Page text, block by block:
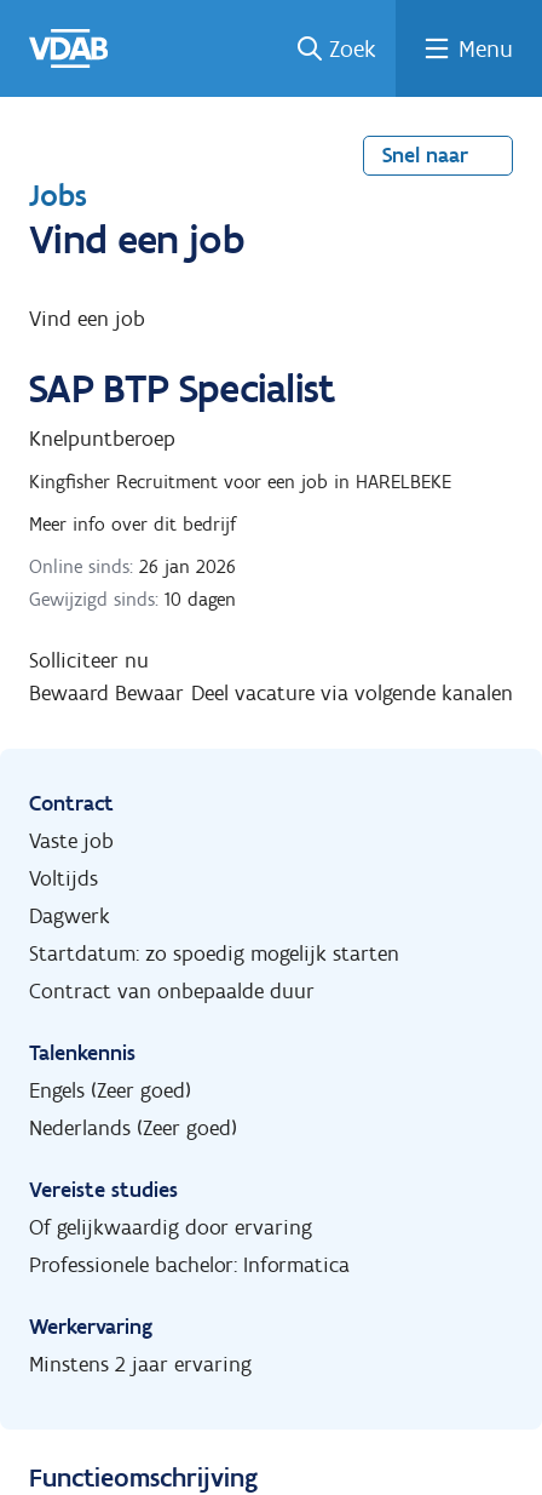
naar
een
een
job
naar
Zoek Menu
Snel naar
T
e
u
n
a
a
Jobs
Vind een job
Vind een job
SAP BTP Specialist
Knelpuntberoep
Kingfisher Recruitment voor een job in HARELBEKE
Meer info over dit bedrijf
Online sinds: 26 jan 2026
Gewijzigd sinds: 10 dagen
Solliciteer nu
Bewaard Bewaar Deel vacature via volgende kanalen
Contract
Vaste job
Voltijds
Dagwerk
Startdatum: zo spoedig mogelijk starten
Contract van onbepaalde duur
Talenkennis
Engels (Zeer goed)
Nederlands (Zeer goed)
Vereiste studies
Of gelijkwaardig door ervaring
Professionele bachelor: Informatica
Werkervaring
Minstens 2 jaar ervaring
Functieomschrijving